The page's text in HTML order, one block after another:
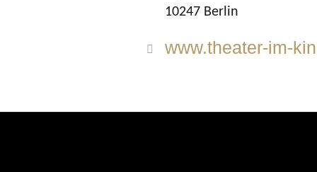
10247 Berlin
www.theater-im-